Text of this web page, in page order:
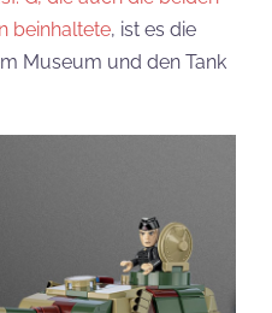
beinhaltete, ist es die
Museum und den Tank